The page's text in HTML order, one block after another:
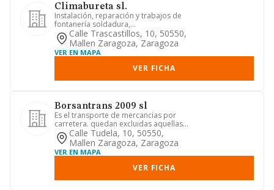
Climabureta sl.
Instalación, reparación y trabajos de
fontanería soldadura,
acondicionamiento de aire e
instalacion...
Calle Trascastillos, 10, 50550,
Mallen Zaragoza, Zaragoza
VER EN MAPA
VER FICHA
Borsantrans 2009 sl
Es el transporte de mercancias por
carretera. quedan excluidas aquellas
actividades para cuyo ejerc...
Calle Tudela, 10, 50550,
Mallen Zaragoza, Zaragoza
VER EN MAPA
VER FICHA